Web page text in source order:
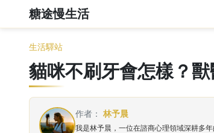
糖途慢生活
生活驛站
貓咪不刷牙會怎樣？
作者： 林予晨
我是林予晨，一位在諮商心理領域深耕多